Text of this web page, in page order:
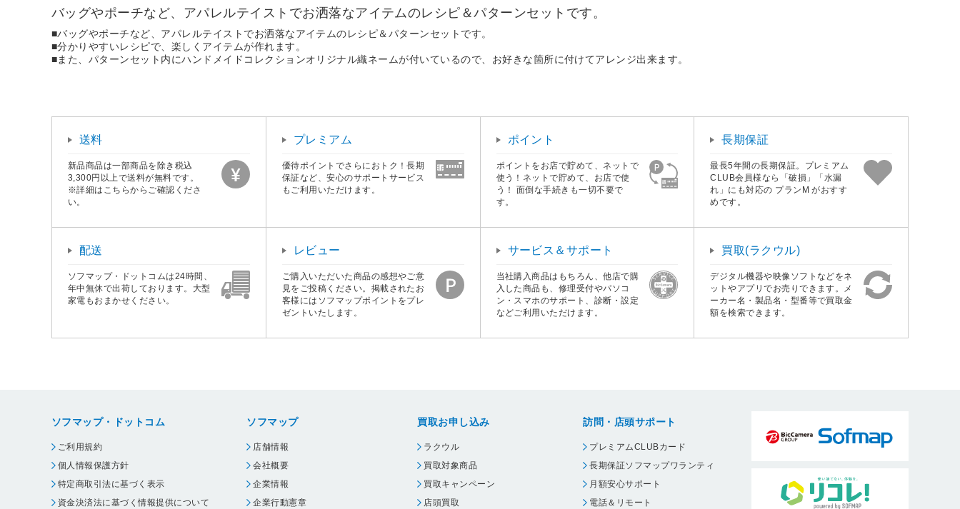
バッグやポーチなど、アパレルテイストでお洒落なアイテムのレシピ＆パターンセットです。
■バッグやポーチなど、アパレルテイストでお洒落なアイテムのレシピ＆パターンセットです。
■分かりやすいレシピで、楽しくアイテムが作れます。
■また、パターンセット内にハンドメイドコレクションオリジナル織ネームが付いているので、お好きな箇所に付けてアレンジ出来ます。
送料
新品商品は一部商品を除き税込
3,300円以上で送料が無料です。
※詳細はこちらからご確認くださ
い。
プレミアム
優待ポイントでさらにおトク！長期
保証など、安心のサポートサービス
もご利用いただけます。
ポイント
ポイントをお店で貯めて、ネットで
使う！ネットで貯めて、お店で使
う！ 面倒な手続きも一切不要で
す。
長期保証
最長5年間の長期保証。プレミアム
CLUB会員様なら「破損」「水漏
れ」にも対応の プランM がおすす
めです。
配送
ソフマップ・ドットコムは24時間、
年中無休で出荷しております。大型
家電もおまかせください。
レビュー
ご購入いただいた商品の感想やご意
見をご投稿ください。掲載されたお
客様にはソフマップポイントをプレ
ゼントいたします。
サービス＆サポート
当社購入商品はもちろん、他店で購
入した商品も、修理受付やパソコ
ン・スマホのサポート、診断・設定
などご利用いただけます。
買取(ラクウル)
デジタル機器や映像ソフトなどをネ
ットやアプリでお売りできます。メ
ーカー名・製品名・型番等で買取金
額を検索できます。
ソフマップ・ドットコム
ご利用規約
個人情報保護方針
特定商取引法に基づく表示
資金決済法に基づく情報提供について
ソフマップ
店舗情報
会社概要
企業情報
企業行動憲章
買取お申し込み
ラクウル
買取対象商品
買取キャンペーン
店頭買取
訪問・店頭サポート
プレミアムCLUBカード
長期保証ソフマップワランティ
月額安心サポート
電話＆リモート